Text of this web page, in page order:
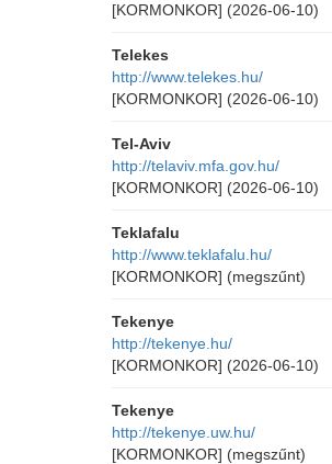
[KORMONKOR] (2026-06-10)
Telekes
http://www.telekes.hu/
[KORMONKOR] (2026-06-10)
Tel-Aviv
http://telaviv.mfa.gov.hu/
[KORMONKOR] (2026-06-10)
Teklafalu
http://www.teklafalu.hu/
[KORMONKOR] (megszűnt)
Tekenye
http://tekenye.hu/
[KORMONKOR] (2026-06-10)
Tekenye
http://tekenye.uw.hu/
[KORMONKOR] (megszűnt)